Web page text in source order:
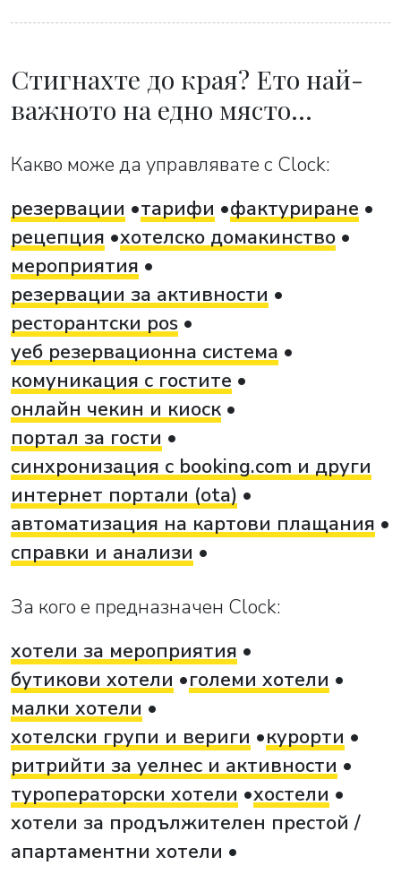
Стигнахте до края? Ето най-
важното на едно място…
Какво може да управлявате с Clock:
резервации
тарифи
фактуриране
рецепция хотелско домакинство
мероприятия
резервации за активности
ресторантски pos
уеб резервационна система
комуникация с гостите
онлайн чекин и киоск
портал за гости
синхронизация с booking.com и други
интернет портали (ota)
автоматизация на картови плащания
справки и анализи
За кого е предназначен Clock:
хотели за мероприятия
бутикови хотели
големи хотели
малки хотели
хотелски групи и вериги
курорти
ритрийти за уелнес и активности
туроператорски хотели
хостели
хотели за продължителен престой /
апартаментни хотели